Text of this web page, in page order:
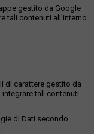
gestito da Google
tali contenuti all'interno
di carattere gestito da
tali contenuti
di Dati secondo